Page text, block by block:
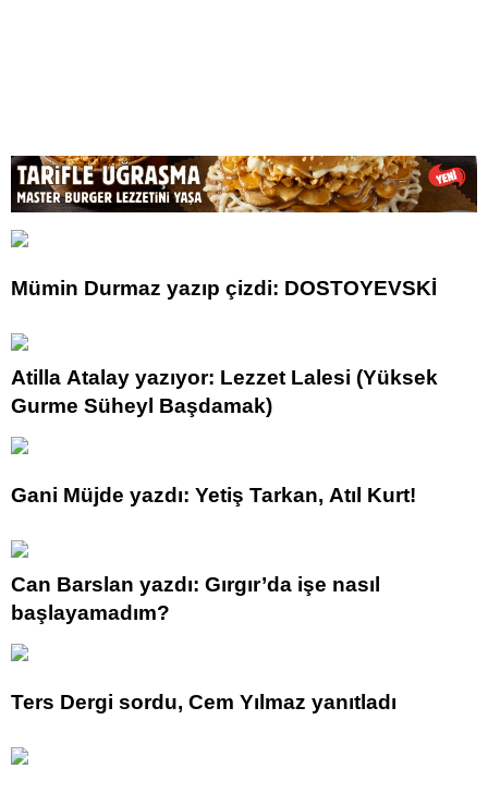
Mümin Durmaz yazıp çizdi: DOSTOYEVSKİ
Atilla Atalay yazıyor: Lezzet Lalesi (Yüksek
Gurme Süheyl Başdamak)
Gani Müjde yazdı: Yetiş Tarkan, Atıl Kurt!
Can Barslan yazdı: Gırgır’da işe nasıl
başlayamadım?
Ters Dergi sordu, Cem Yılmaz yanıtladı